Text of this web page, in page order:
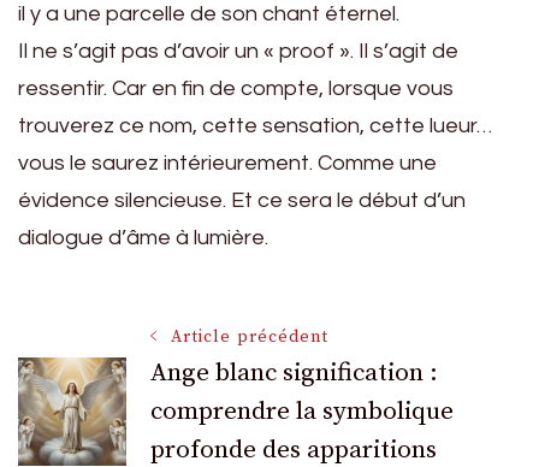
il y a une parcelle de son chant éternel.
Il ne s’agit pas d’avoir un « proof ». Il s’agit de
ressentir. Car en fin de compte, lorsque vous
trouverez ce nom, cette sensation, cette lueur…
vous le saurez intérieurement. Comme une
évidence silencieuse. Et ce sera le début d’un
dialogue d’âme à lumière.
Navigation
des
Article précédent
Ange blanc signification :
comprendre la symbolique
profonde des apparitions